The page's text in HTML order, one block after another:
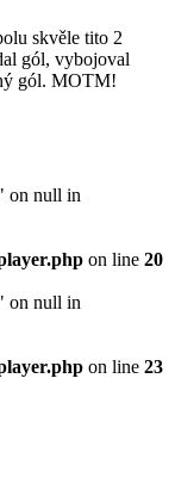
skvěle tito 2
gól, vybojoval
gól. MOTM!
on null in
on line 20
on null in
on line 23